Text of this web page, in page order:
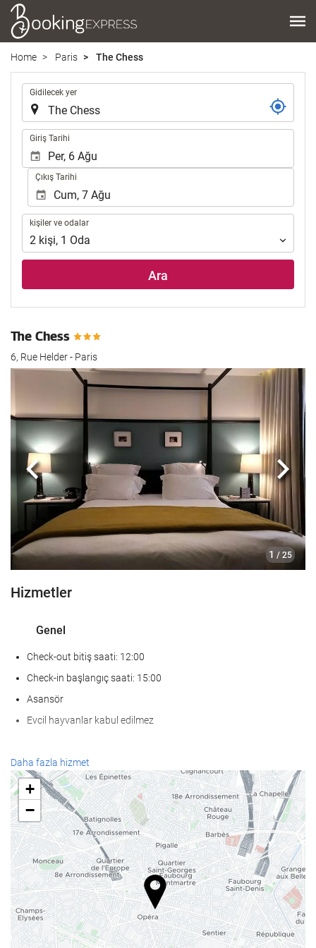
Home Paris The Chess
Gidilecek yer
Giriş Tarihi
Çıkış Tarihi
kişiler
ve
odalar
kişiler ve odalar
2 kişi, 1 Oda
Ara
The Chess
6, Rue Helder - Paris
1 / 25
Önceki
Hizmetler
Genel
Check-out bitiş saati: 12:00
Check-in başlangıç saati: 15:00
Asansör
Evcil hayvanlar kabul edilmez
KarÅÄ±lama hizmetleri
24-saat açık resepsiyon
Bagaj muhafazası
Yiyecek ve içecek
Bar
Ä°nternet
Ücretsiz Wi-Fi
Daha fazla hizmet
+
−